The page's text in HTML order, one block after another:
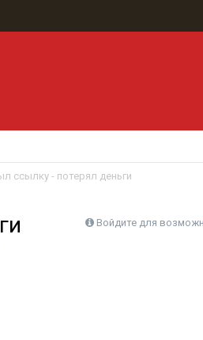
ссылку - потерял деньги
Войдите для